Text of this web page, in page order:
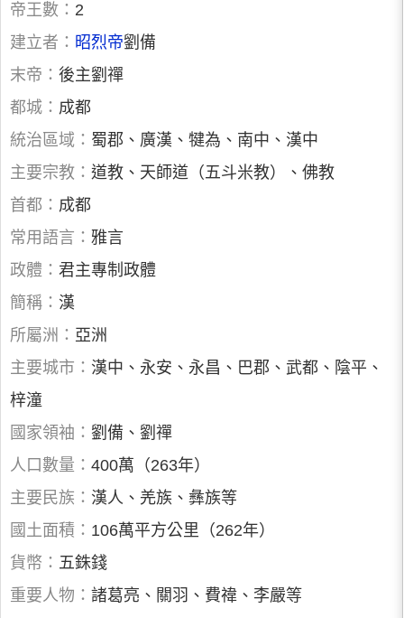
帝王數： 2
建立者： 昭烈帝劉備
末帝： 後主劉禪
都城： 成都
統治區域： 蜀郡、廣漢、犍為、南中、漢中
主要宗教： 道教、天師道（五斗米教）、佛教
首都： 成都
常用語言： 雅言
政體： 君主專制政體
簡稱： 漢
所屬洲： 亞洲
主要城市： 漢中、永安、永昌、巴郡、武都、陰平、
梓潼
國家領袖： 劉備、劉禪
人口數量： 400萬（263年）
主要民族： 漢人、羌族、彝族等
國土面積： 106萬平方公里（262年）
貨幣： 五銖錢
重要人物： 諸葛亮、關羽、費禕、李嚴等